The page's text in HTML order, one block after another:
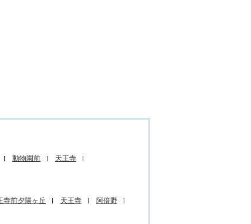
動物園前
天王寺
寺前夕陽ヶ丘 天王寺
阿倍野